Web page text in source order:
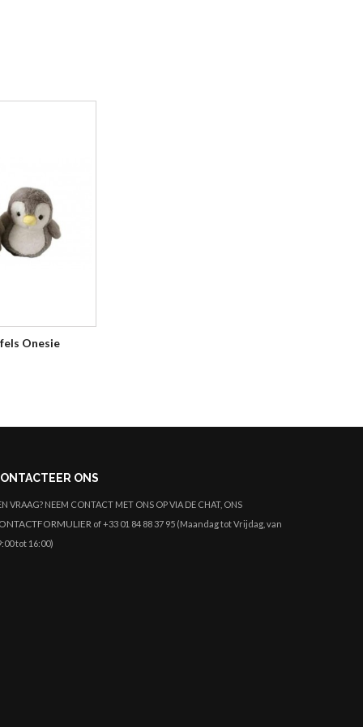
Onesie
ONS
VRAAG? NEEM CONTACT MET ONS OP VIA DE CHAT, ONS
of +33 01 84 88 37 95 (Maandag tot Vrijdag, van
tot 16:00)